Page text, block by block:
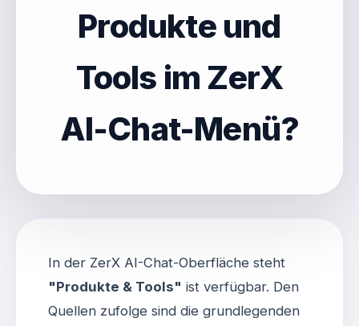
Produkte und
Tools im ZerX
AI-Chat-Menü?
In der ZerX AI-Chat-Oberfläche steht
"Produkte & Tools" ist verfügbar. Den
Quellen zufolge sind die grundlegenden